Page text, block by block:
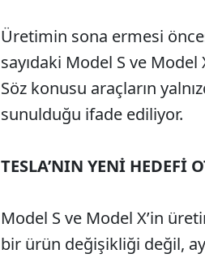
Üretimin sona ermesi
sayıdaki Model S ve
Söz konusu araçların
sunulduğu ifade ediliyor.
TESLA’NIN YENİ HEDEFİ
Model S ve Model X’in
bir ürün değişikliği değil,